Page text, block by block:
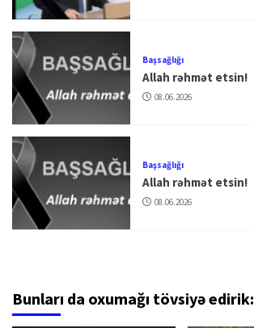
Başsağlığı
Allah rəhmət etsin!
08.06.2026
Başsağlığı
Allah rəhmət etsin!
08.06.2026
Bunları da oxumağı tövsiyə edirik: